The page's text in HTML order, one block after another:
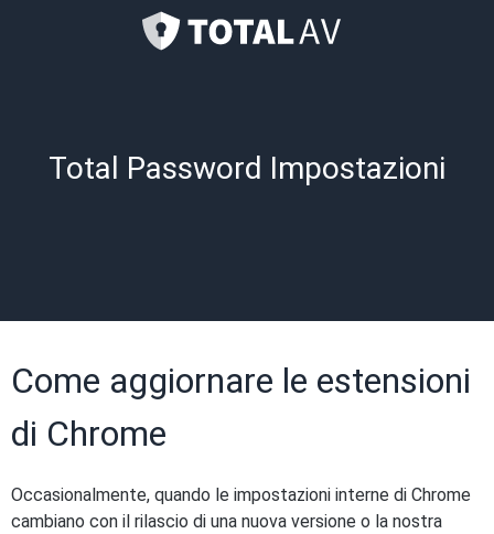
Total Password Impostazioni
Come aggiornare le estensioni
di Chrome
Occasionalmente, quando le impostazioni interne di Chrome
cambiano con il rilascio di una nuova versione o la nostra